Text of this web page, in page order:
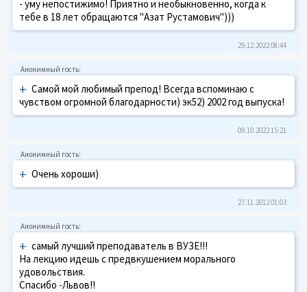
- уму непостижимо! Приятно и необыкновенно, когда к
тебе в 18 лет обращаются "Азат Рустамович")))
29.12.2022 08:44
+ Самой мой любимый препод! Всегда вспоминаю с
чувством огромной благодарности) эк52) 2002 год выпуска!
09.10.2022 15:21
+ Очень хороши)
27.11.2012 01:03
+ самый лучший преподаватель в ВУЗЕ!!!
На лекцию идешь с предвкушением морального
удовольствия.
Спасибо -Львов!!